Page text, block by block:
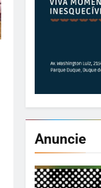
Anuncie